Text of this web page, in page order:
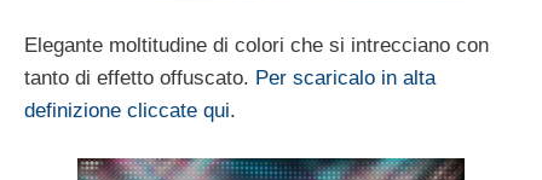
Elegante moltitudine di colori che si intrecciano con
tanto di effetto offuscato. Per scaricalo in alta
definizione cliccate qui.